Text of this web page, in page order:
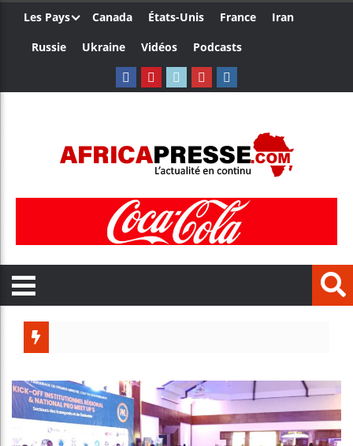
Les Pays Canada États-Unis France
Iran
Russie
Ukraine Vidéos Podcasts
Bénin :